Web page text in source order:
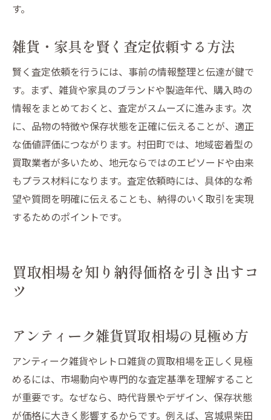
す。
雑貨・家具を賢く査定依頼する方法
賢く査定依頼を行うには、事前の情報整理と伝達が鍵で
す。まず、雑貨や家具のブランドや製造年代、購入時の
情報をまとめておくと、査定がスムーズに進みます。次
に、品物の特徴や保存状態を正確に伝えることが、適正
な価値評価につながります。村田町では、地域密着型の
買取業者が多いため、地元ならではのエピソードや由来
もプラス材料になります。査定依頼時には、具体的な希
望や質問を明確に伝えることも、納得のいく取引を実現
するためのポイントです。
買取相場を知り納得価格を引き出すコ
ツ
アンティーク雑貨買取相場の見極め方
アンティーク雑貨やレトロ雑貨の買取相場を正しく見極
めるには、市場動向や専門的な査定基準を理解すること
が重要です。なぜなら、時代背景やデザイン、保存状態
が価格に大きく影響するからです。例えば、宮城県柴田